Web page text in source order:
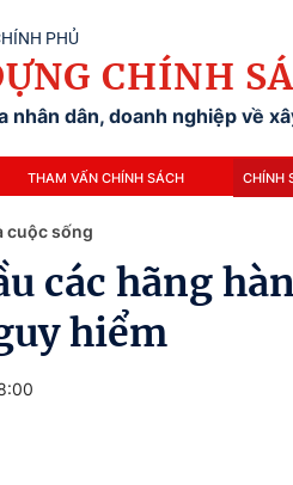
PHỦ
CHÍNH
nhân dân, doanh nghiệp về
THAM VẤN CHÍNH SÁCH CHÍNH
cuộc sống
các hãng
hiểm